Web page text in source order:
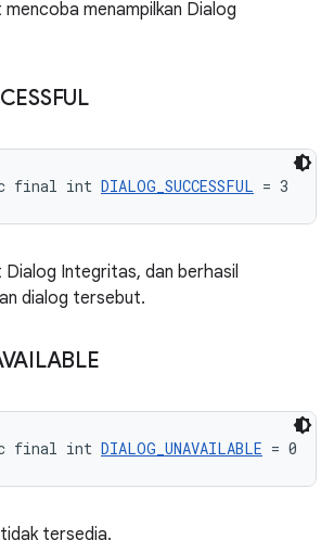
menampilkan Dialog
final int DIALOG_SUCCESSFUL = 3
Dialog Integritas, dan berhasil
dialog tersebut.
final int DIALOG_UNAVAILABLE = 0
tersedia.